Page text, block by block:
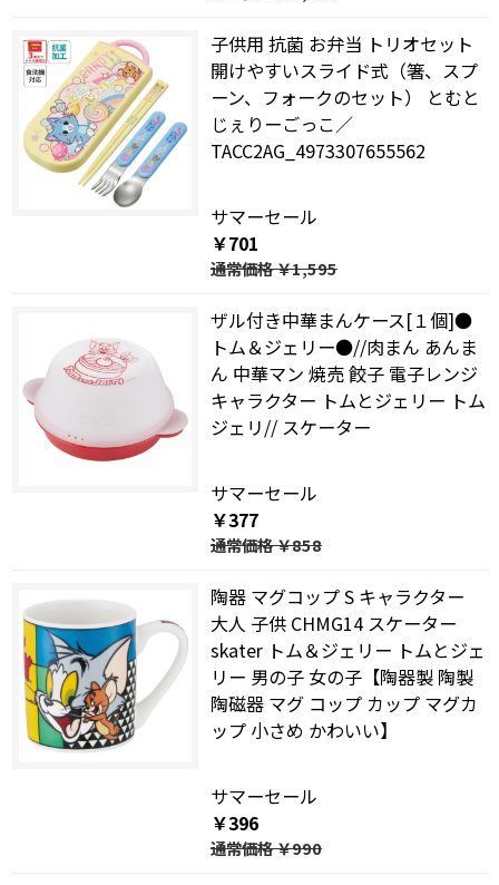
子供用 抗菌 お弁当 トリオセット
開けやすいスライド式（箸、スプ
ーン、フォークのセット） とむと
じぇりーごっこ／
TACC2AG_4973307655562
サマーセール
￥701
通常価格￥1,595
ザル付き中華まんケース[１個]●
トム＆ジェリー●//肉まん あんま
ん 中華マン 焼売 餃子 電子レンジ
キャラクター トムとジェリー トム
ジェリ// スケーター
サマーセール
￥377
通常価格￥858
陶器 マグコップ S キャラクター
大人 子供 CHMG14 スケーター
skater トム＆ジェリー トムとジェ
リー 男の子 女の子【陶器製 陶製
陶磁器 マグ コップ カップ マグカ
ップ 小さめ かわいい】
サマーセール
￥396
通常価格￥990